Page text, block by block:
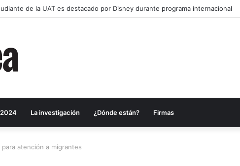
proyecta alcanzar una matrícula de 45 mil estudiantes
La investigación ¿Dónde están? Firmas
atención a migrantes